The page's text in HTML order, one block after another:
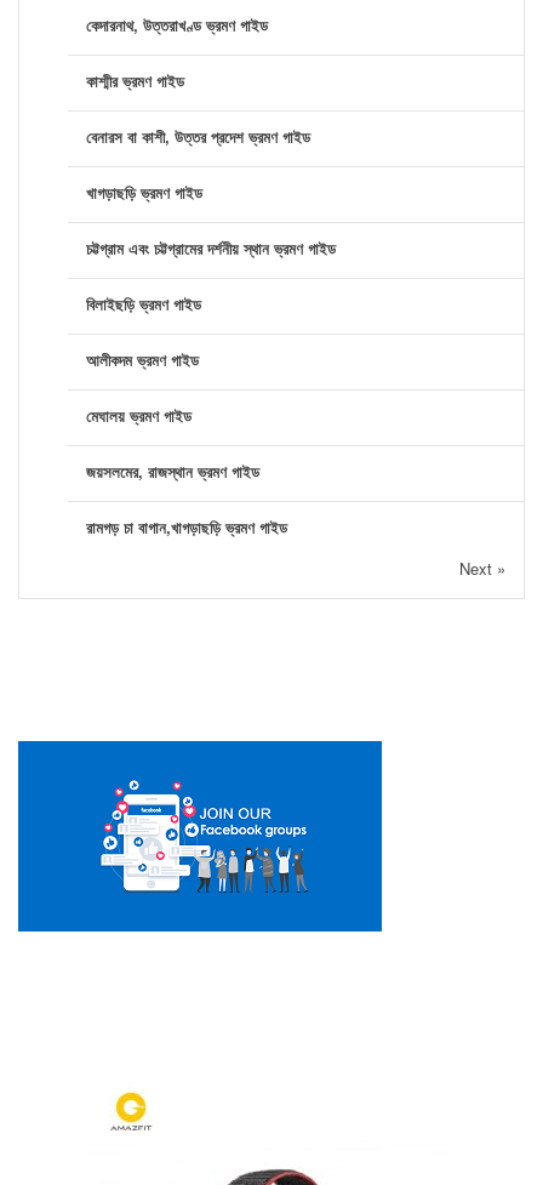
কেদারনাথ, উত্তরাখণ্ড ভ্রমণ গাইড
কাশ্মীর ভ্রমণ গাইড
বেনারস বা কাশী, উত্তর প্রদেশ ভ্রমণ গাইড
খাগড়াছড়ি ভ্রমণ গাইড
চট্টগ্রাম এবং চট্টগ্রামের দর্শনীয় স্থান ভ্রমণ গাইড
বিলাইছড়ি ভ্রমণ গাইড
আলীকদম ভ্রমণ গাইড
মেঘালয় ভ্রমণ গাইড
জয়সলমের, রাজস্থান ভ্রমণ গাইড
রামগড় চা বাগান,খাগড়াছড়ি ভ্রমণ গাইড
Next »